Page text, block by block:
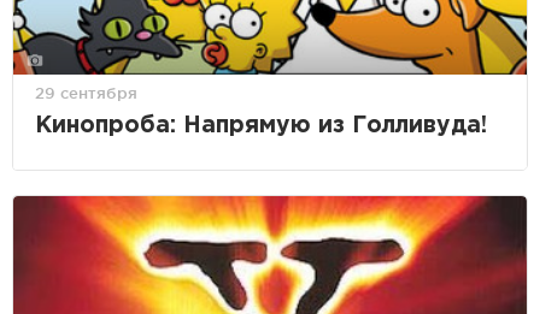
29 сентября
Кинопроба: Напрямую из Голливуда!